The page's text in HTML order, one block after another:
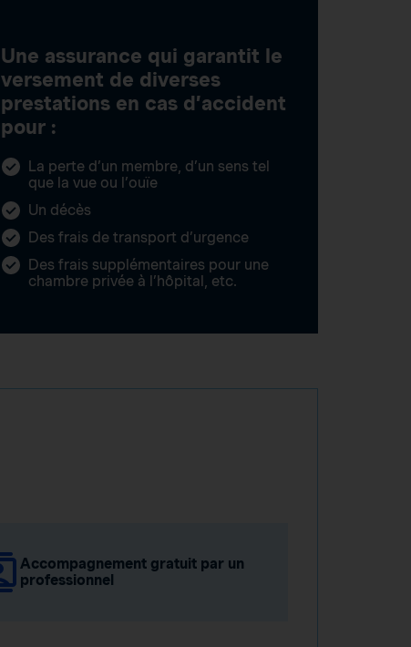
Une assurance qui garantit le
versement de diverses
prestations en cas d’accident
pour :
La perte d’un membre, d’un sens tel
que la vue ou l’ouïe
Un décès
Des frais de transport d’urgence
Des frais supplémentaires pour une
chambre privée à l’hôpital, etc.
Accompagnement gratuit par un
professionnel